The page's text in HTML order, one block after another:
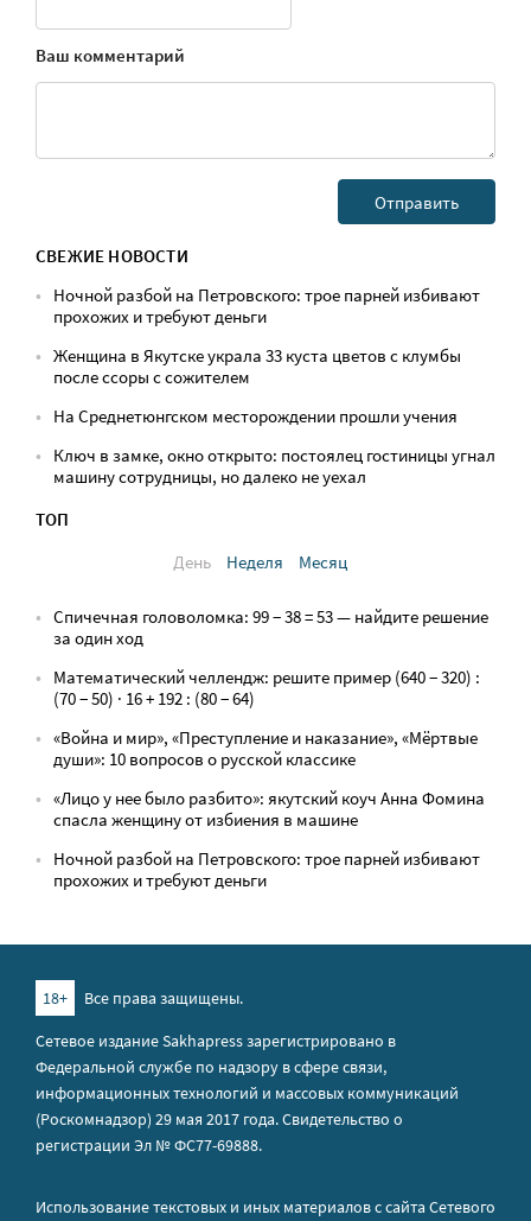
Ваш комментарий
СВЕЖИЕ НОВОСТИ
Ночной разбой на Петровского: трое парней избивают
прохожих и требуют деньги
Женщина в Якутске украла 33 куста цветов с клумбы
после ссоры с сожителем
На Среднетюнгском месторождении прошли учения
Ключ в замке, окно открыто: постоялец гостиницы угнал
машину сотрудницы, но далеко не уехал
ТОП
День
Неделя Месяц
Спичечная головоломка: 99 − 38 = 53 — найдите решение
за один ход
Математический челлендж: решите пример (640 − 320) :
(70 − 50) · 16 + 192 : (80 − 64)
«Война и мир», «Преступление и наказание», «Мёртвые
души»: 10 вопросов о русской классике
«Лицо у нее было разбито»: якутский коуч Анна Фомина
спасла женщину от избиения в машине
Ночной разбой на Петровского: трое парней избивают
прохожих и требуют деньги
18+
Все права защищены.
Сетевое издание Sakhapress зарегистрировано в
Федеральной службе по надзору в сфере связи,
информационных технологий и массовых коммуникаций
(Роскомнадзор) 29 мая 2017 года. Свидетельство о
регистрации Эл № ФС77-69888.
Использование текстовых и иных материалов с сайта Сетевого